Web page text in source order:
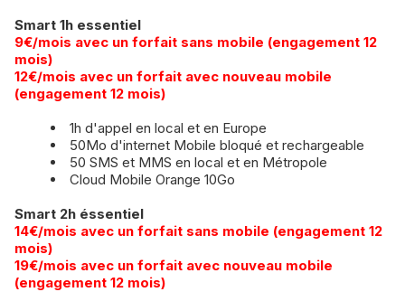
Smart 1h essentiel
9€/mois avec un forfait sans mobile (engagement 12
mois)
​12€/mois avec un forfait avec nouveau mobile
(engagement 12 mois)
1h d'appel en local et en Europe
50Mo d'internet Mobile bloqué et rechargeable
50 SMS et MMS en local et en Métropole
Cloud Mobile Orange 10Go
Smart 2h éssentiel
14€/mois avec un forfait sans mobile (engagement 12
mois)
​19€/mois avec un forfait avec nouveau mobile
(engagement 12 mois)